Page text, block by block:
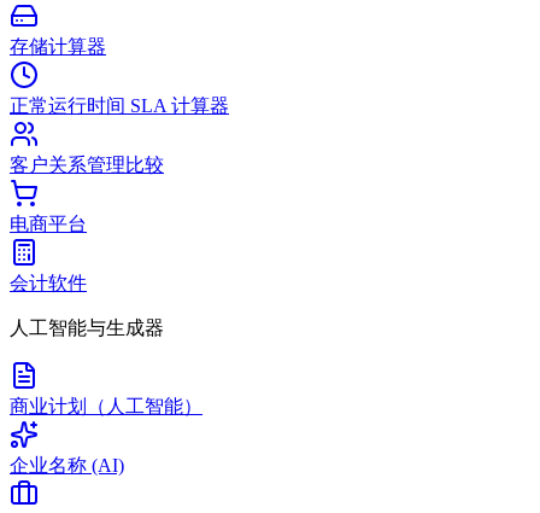
存储计算器
正常运行时间 SLA 计算器
客户关系管理比较
电商平台
会计软件
人工智能与生成器
商业计划（人工智能）
企业名称 (AI)